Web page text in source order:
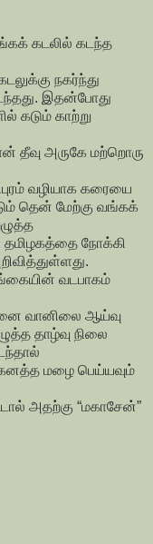
கடலில் கடந்த
நகர்ந்து
இதன்போது
கடும் காற்று
தீவு அருகே மற்றொரு
வழியாக கரையை
தென் மேற்கு வங்கக்
தமிழகத்தை நோக்கி
வடபாகம்
வானிலை ஆய்வு
தாழ்வு நிலை
கனத்த மழை பெய்யவும்
அதற்கு “மகாசேன்”